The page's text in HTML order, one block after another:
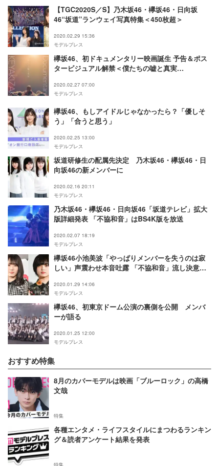
【TGC2020S／S】乃木坂46・欅坂46・日向坂
46“坂道”ランウェイ写真特集＜450枚超＞
2020.02.29 15:36
モデルプレス
欅坂46、初ドキュメンタリー映画誕生 予告＆ポス
タービジュアル解禁＜僕たちの嘘と真実
2020.02.27 07:00
モデルプレス
欅坂46、もしアイドルじゃなかったら？「優しそ
う」「合うと思う」
2020.02.25 13:00
モデルプレス
坂道研修生の配属先決定 乃木坂46・欅坂46・日
向坂46の新メンバーに
2020.02.16 20:11
モデルプレス
乃木坂46・欅坂46・日向坂46「坂道テレビ」拡大
版詳細発表 「不協和音」はBS4K版を放送
2020.02.07 18:19
モデルプレス
欅坂46小池美波「やっぱりメンバーを失うのは寂
しい」声震わせ本音吐露 「不協和音」流し決意語
2020.01.29 14:06
モデルプレス
欅坂46、初東京ドーム公演の裏側を公開 メンバ
ーが語る
2020.01.25 12:00
モデルプレス
おすすめ特集
8月のカバーモデルは映画「ブルーロック」の高橋
文哉
特集
各種エンタメ・ライフスタイルにまつわるランキン
グ＆読者アンケート結果を発表